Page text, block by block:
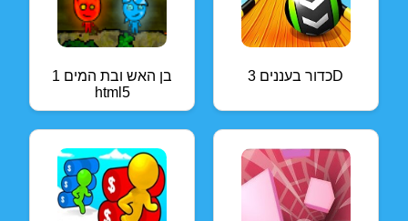
בן האש ובת המים 1
html5
כדור בעננים 3D